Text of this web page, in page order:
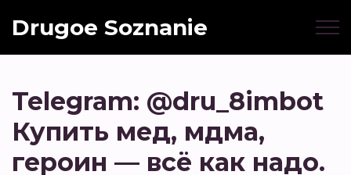
Drugoe Soznanie
Telegram: @dru_8imbot
Купить мед, мдма,
героин — всё как надо.